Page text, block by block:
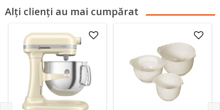
Alți clienți au mai cumpărat